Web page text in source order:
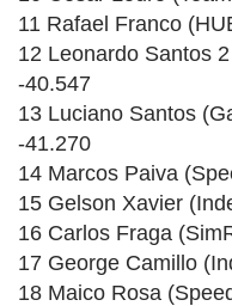
11 Rafael Franco
12 Leonardo Santos
-40.547
13 Luciano Santos
-41.270
14 Marcos Paiva
15 Gelson Xavier
16 Carlos Fraga
17 George Camillo
18 Maico Rosa